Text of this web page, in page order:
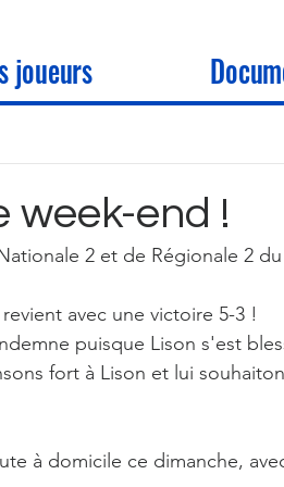
joueurs
week-end !
2 et de Régionale 2
avec une victoire 5-3 !
puisque Lison s'est
fort à Lison et lui
à domicile ce dimanche,